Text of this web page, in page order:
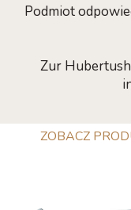
Podmiot
Zur
ZOBACZ